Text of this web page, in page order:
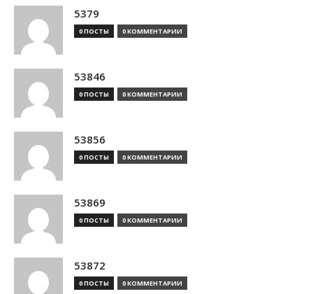
5379
0 ПОСТЫ 0 КОММЕНТАРИИ
53846
0 ПОСТЫ 0 КОММЕНТАРИИ
53856
0 ПОСТЫ 0 КОММЕНТАРИИ
53869
0 ПОСТЫ 0 КОММЕНТАРИИ
53872
0 ПОСТЫ 0 КОММЕНТАРИИ